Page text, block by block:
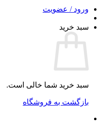
ورود / عضویت
سبد خرید
سبد خرید شما خالی است.
بازگشت به فروشگاه